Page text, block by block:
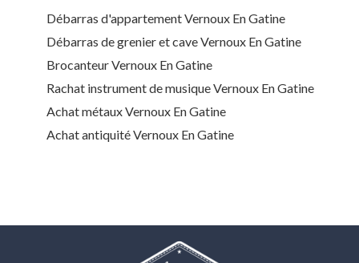
Débarras d'appartement Vernoux En Gatine
Débarras de grenier et cave Vernoux En Gatine
Brocanteur Vernoux En Gatine
Rachat instrument de musique Vernoux En Gatine
Achat métaux Vernoux En Gatine
Achat antiquité Vernoux En Gatine